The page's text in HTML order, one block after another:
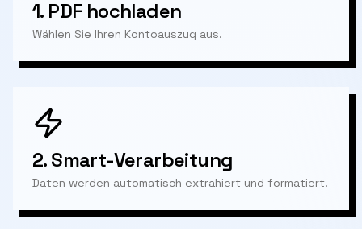
1. PDF hochladen
Wählen Sie Ihren Kontoauszug aus.
2.Smart-Verarbeitung
Daten werden automatisch extrahiert und formatiert.